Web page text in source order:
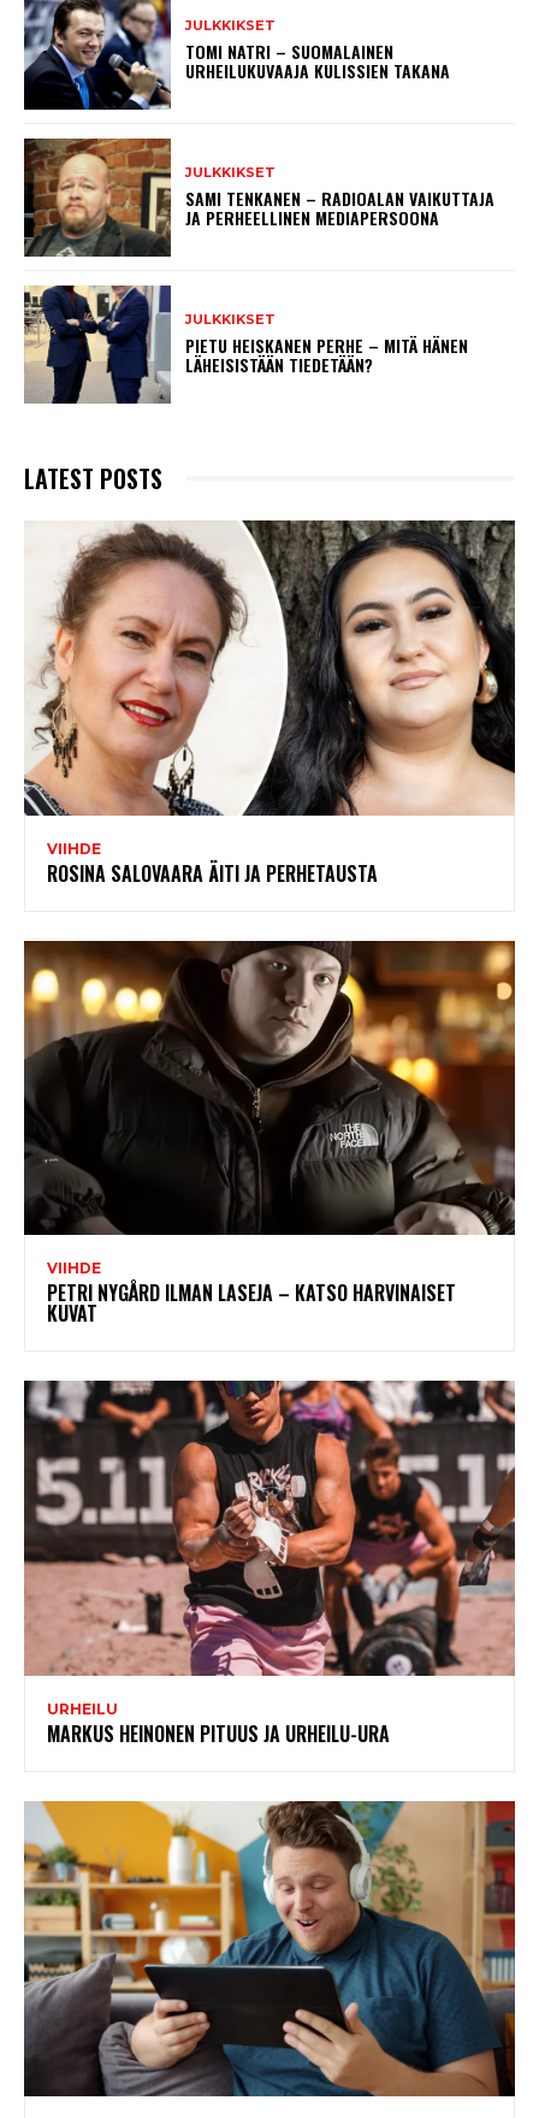
JULKKIKSET
TOMI NATRI – SUOMALAINEN
URHEILUKUVAAJA KULISSIEN TAKANA
JULKKIKSET
SAMI TENKANEN – RADIOALAN VAIKUTTAJA
JA PERHEELLINEN MEDIAPERSOONA
JULKKIKSET
PIETU HEISKANEN PERHE – MITÄ HÄNEN
LÄHEISISTÄÄN TIEDETÄÄN?
LATEST POSTS
VIIHDE
ROSINA SALOVAARA ÄITI JA PERHETAUSTA
VIIHDE
PETRI NYGÅRD ILMAN LASEJA – KATSO HARVINAISET
KUVAT
URHEILU
MARKUS HEINONEN PITUUS JA URHEILU-URA